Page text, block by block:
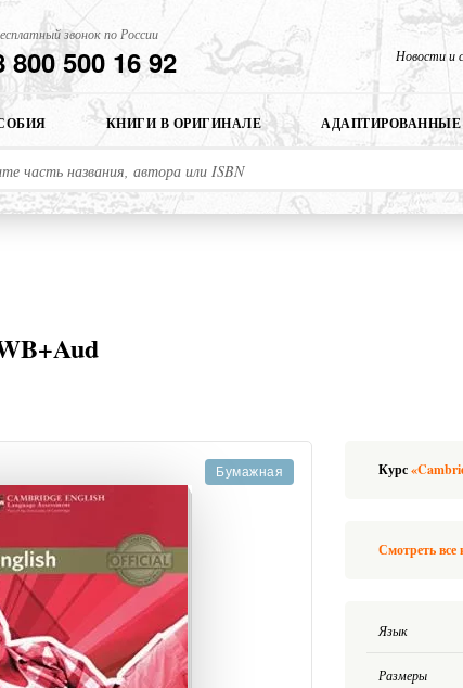
звонок по России
800 500 16 92 Новости и
КНИГИ В ОРИГИНАЛЕ
Бумажная Курс
Смотреть
Язык
Размеры